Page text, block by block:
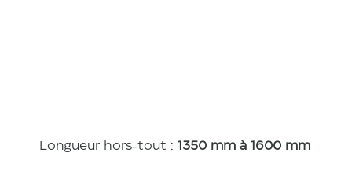
Longueur hors-tout :1350 mm à 1600 mm